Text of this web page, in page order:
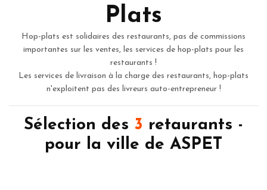
Plats
Hop-plats est solidaires des restaurants, pas de commissions
importantes sur les ventes, les services de hop-plats pour les
restaurants !
Les services de livraison à la charge des restaurants, hop-plats
n'exploitent pas des livreurs auto-entrepreneur !
Sélection des 3 retaurants -
pour la ville de ASPET